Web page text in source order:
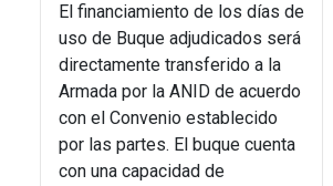
El financiamiento de los días de
uso de Buque adjudicados será
directamente transferido a la
Armada por la ANID de acuerdo
con el Convenio establecido
por las partes. El buque cuenta
con una capacidad de